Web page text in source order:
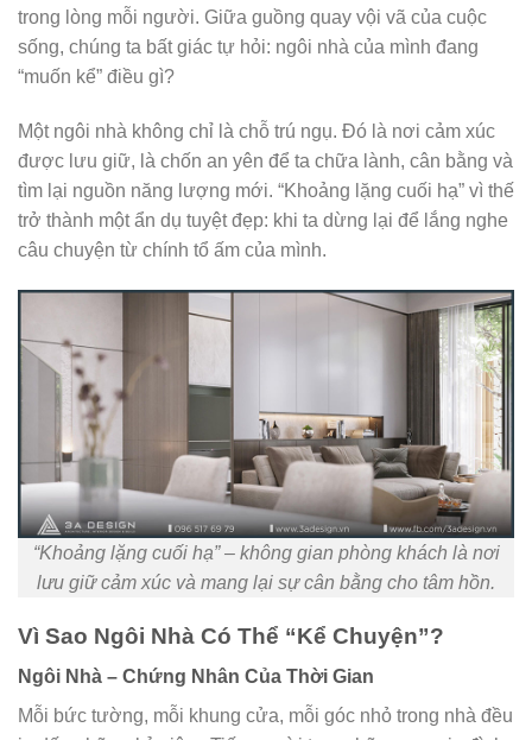
trong lòng mỗi người. Giữa guồng quay vội vã của cuộc
sống, chúng ta bất giác tự hỏi: ngôi nhà của mình đang
“muốn kể” điều gì?
Một ngôi nhà không chỉ là chỗ trú ngụ. Đó là nơi cảm xúc
được lưu giữ, là chốn an yên để ta chữa lành, cân bằng và
tìm lại nguồn năng lượng mới. “Khoảng lặng cuối hạ” vì thế
trở thành một ẩn dụ tuyệt đẹp: khi ta dừng lại để lắng nghe
câu chuyện từ chính tổ ấm của mình.
“Khoảng lặng cuối hạ” – không gian phòng khách là nơi
lưu giữ cảm xúc và mang lại sự cân bằng cho tâm hồn.
Vì Sao Ngôi Nhà Có Thể “Kể Chuyện”?
Ngôi Nhà – Chứng Nhân Của Thời Gian
Mỗi bức tường, mỗi khung cửa, mỗi góc nhỏ trong nhà đều